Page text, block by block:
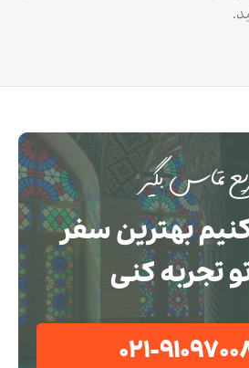
تماس بگیر
بهترین سفر
تجربه کنی
021-